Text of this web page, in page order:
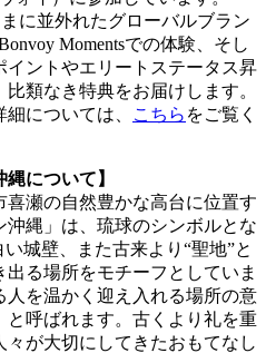
に並外れたグローバルブラン
Momentsでの体験、そし
ントやエリートステータス昇
類なき特典をお届けします。
については、
こちら をご覧く
について】
瀬の自然豊かな高台に位置す
縄」は、琉球のシンボルとな
城壁、また古来より“聖地”と
る場所をモチーフとしていま
を温かく迎え入れる場所の意
呼ばれます。古くより礼を重
が大切にしてきたおもてなし